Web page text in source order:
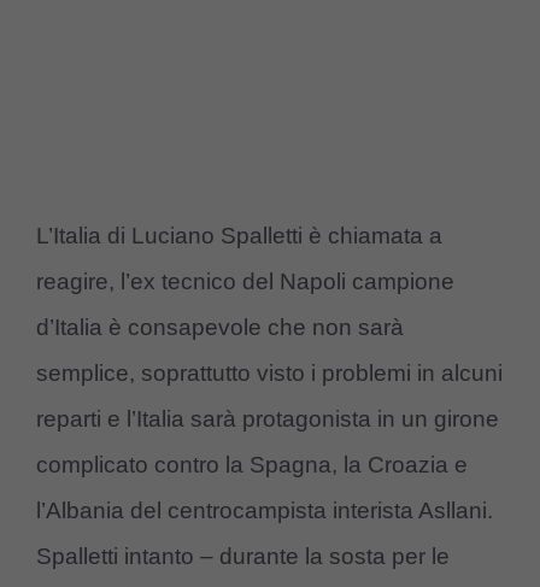
L’Italia di Luciano Spalletti è chiamata a
reagire, l’ex tecnico del Napoli campione
d’Italia è consapevole che non sarà
semplice, soprattutto visto i problemi in alcuni
reparti e l’Italia sarà protagonista in un girone
complicato contro la Spagna, la Croazia e
l’Albania del centrocampista interista Asllani.
Spalletti intanto – durante la sosta per le